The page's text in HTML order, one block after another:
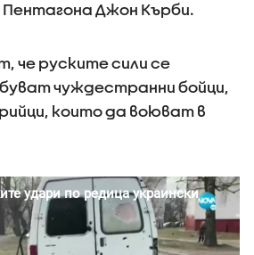
Джон Кърби.
че руските сили се
чуждестранни бойци,
които да воюват в